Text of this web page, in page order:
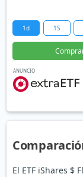
1d 1S
ANUNCIO
El ETF iShares $